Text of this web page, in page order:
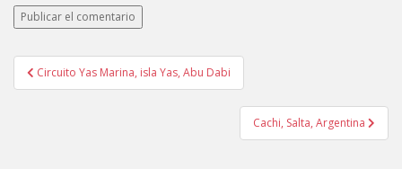
Navegación
de
Circuito Yas Marina, isla Yas, Abu Dabi
Cachi, Salta, Argentina